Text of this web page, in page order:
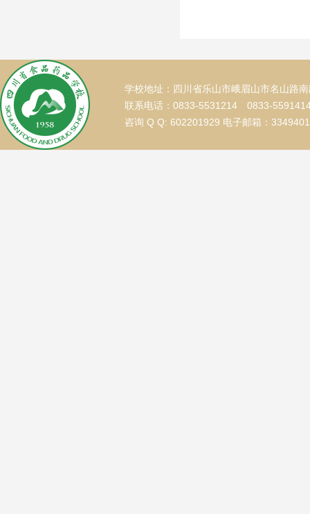
学校地址：四川省乐山市峨眉山市名山路
联系电话：0833-5531214 0833-
咨询 Q Q: 602201929 电子邮箱：